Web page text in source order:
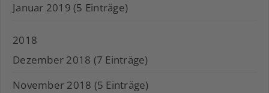
Januar 2019 (5 Einträge)
2018
Dezember 2018 (7 Einträge)
November 2018 (5 Einträge)